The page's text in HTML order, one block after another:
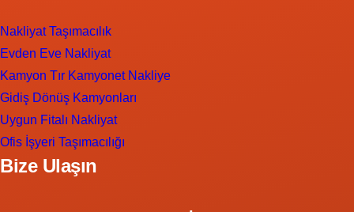
Nakliyat Taşımacılık
Evden Eve Nakliyat
Kamyon Tır Kamyonet Nakliye
Gidiş Dönüş Kamyonları
Uygun Fitalı Nakliyat
Ofis İşyeri Taşımacılığı
Bize Ulaşın